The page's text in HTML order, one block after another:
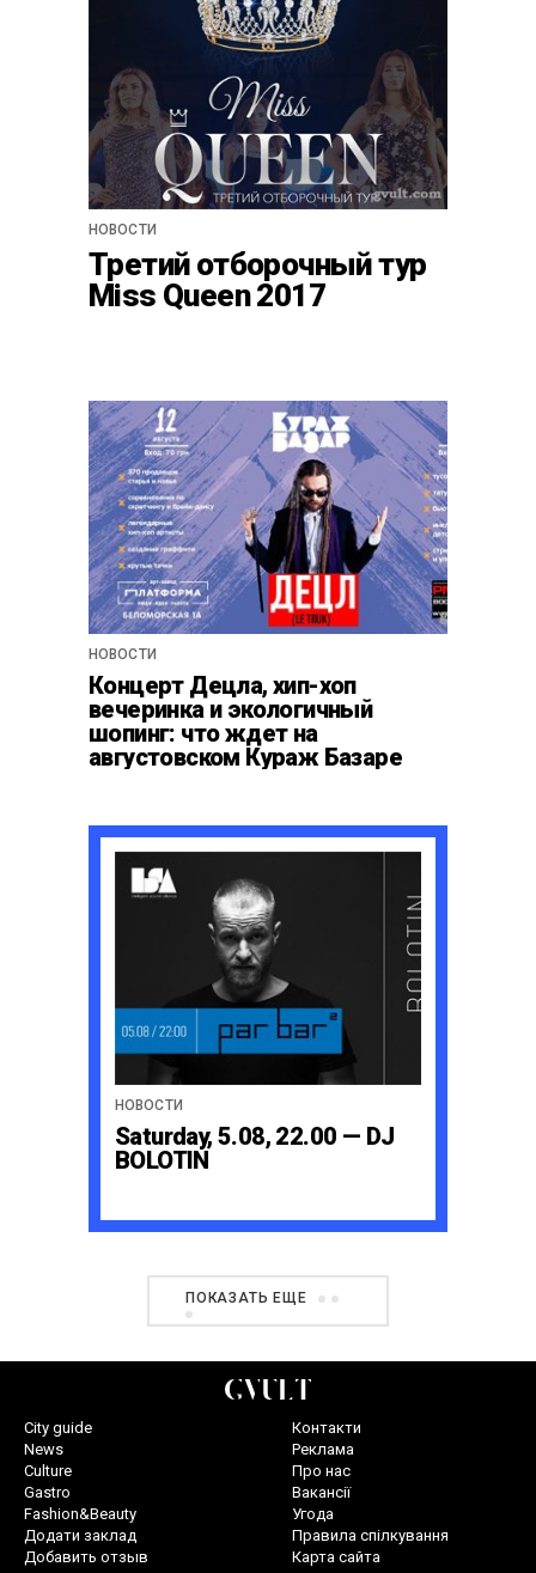
НОВОСТИ
Третий отборочный тур
Miss Queen 2017
НОВОСТИ
Концерт Децла, хип-хоп
вечеринка и экологичный
шопинг: что ждет на
августовском Кураж Базаре
НОВОСТИ
Saturday, 5.08, 22.00 — DJ
BOLOTIN
ПОКАЗАТЬ ЕЩЕ
City guide
News
Culture
Gastro
Fashion&Beauty
Додати заклад
Добавить отзыв
Контакти
Реклама
Про нас
Вакансії
Угода
Правила спілкування
Карта сайта